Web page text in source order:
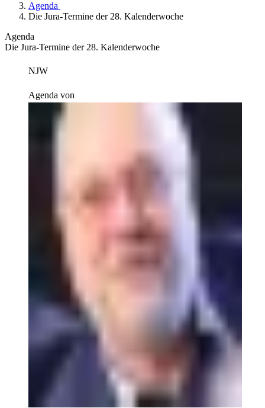
Agenda
Die Jura-Termine der 28. Kalenderwoche
Agenda
Die Jura-Termine der 28. Kalenderwoche
NJW
Agenda von